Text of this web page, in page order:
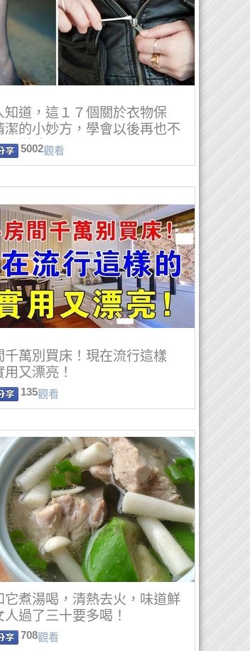
知道，這１７個關於衣物保
潔的小妙方，學會以後再也不
送洗了。
5002觀看
千萬別買床！現在流行這樣
用又漂亮！
135觀看
它煮湯喝，清熱去火，味道鮮
人過了三十要多喝！
708觀看